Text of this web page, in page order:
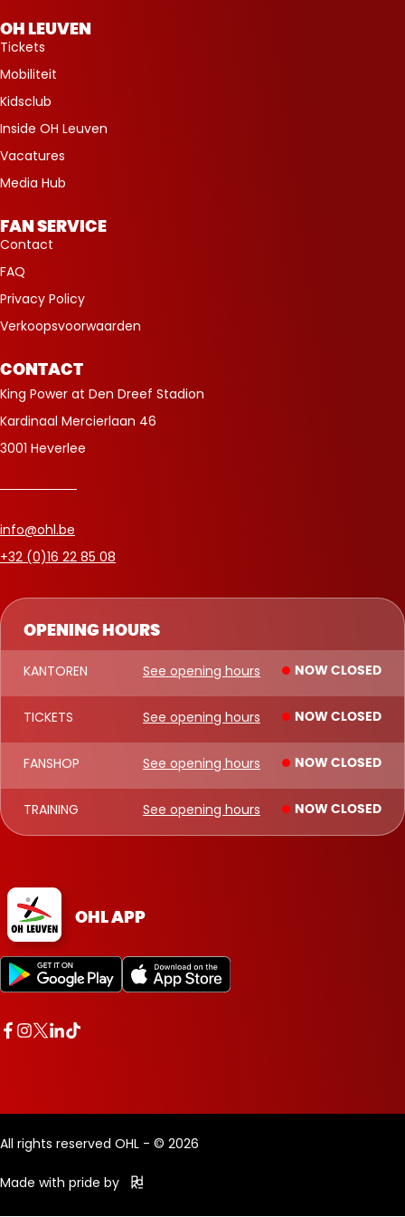
OPENING HOURS
KANTOREN See opening hours NOW CLOSED
TICKETS See opening hours NOW CLOSED
FANSHOP See opening hours NOW CLOSED
TRAINING See opening hours NOW CLOSED
OH LEUVEN
Tickets
Mobiliteit
Kidsclub
Inside OH Leuven
Vacatures
Media Hub
FAN SERVICE
Contact
FAQ
Privacy Policy
Verkoopsvoorwaarden
CONTACT
King Power at Den Dreef Stadion
Kardinaal Mercierlaan 46
3001 Heverlee
info@ohl.be
+32 (0)16 22 85 08
OHL APP
All rights reserved OHL - © 2026
Made with pride by